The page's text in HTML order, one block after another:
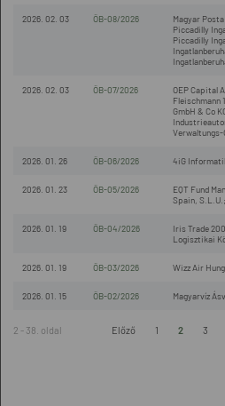
2026. 02. 03 ÖB-08/2026
Magyar
Piccadilly
Piccadilly
2026. 02. 03 ÖB-07/2026
OEP Capital
Fleischmann
GmbH & Co
Verwaltungs-
2026. 01. 26 ÖB-06/2026 4iG
2026. 01. 23 ÖB-05/2026
EQT Fund
Spain,
2026. 01. 19 ÖB-04/2026
Iris Trade
Logisztikai
2026. 01. 19 ÖB-03/2026 Wizz Air
2026. 01. 15 ÖB-02/2026 Magyarvíz
2 - 38. oldal Előző 1 2 3